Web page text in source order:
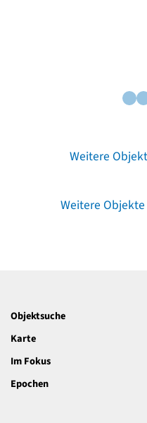
Weitere
Weitere Objekte
Objektsuche
Karte
Im Fokus
Epochen